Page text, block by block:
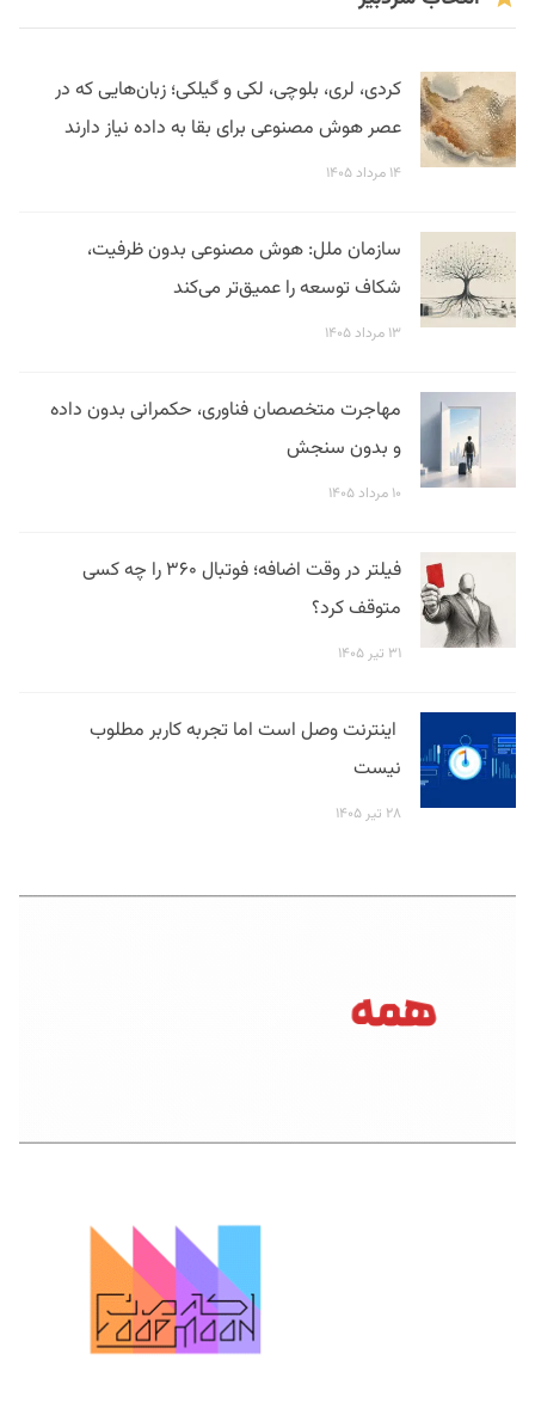
کردی، لری، بلوچی، لکی و گیلکی؛ زبان‌هایی که در
عصر هوش مصنوعی برای بقا به داده نیاز دارند
۱۴ مرداد ۱۴۰۵
سازمان ملل: هوش مصنوعی بدون ظرفیت،
شکاف توسعه را عمیق‌تر می‌کند
۱۳ مرداد ۱۴۰۵
مهاجرت متخصصان فناوری، حکمرانی بدون داده
و بدون سنجش
۱۰ مرداد ۱۴۰۵
فیلتر در وقت اضافه؛ فوتبال ۳۶۰ را چه کسی
متوقف کرد؟
۳۱ تیر ۱۴۰۵
اینترنت وصل است اما تجربه کاربر مطلوب
نیست
۲۸ تیر ۱۴۰۵